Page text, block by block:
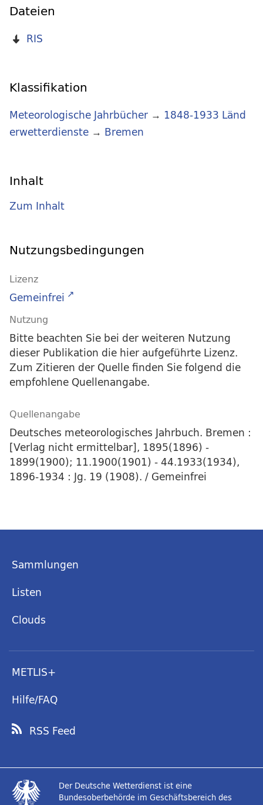
Dateien
RIS
Klassifikation
Meteorologische Jahrbücher → 1848-1933 Länd
erwetterdienste → Bremen
Inhalt
Zum Inhalt
Nutzungsbedingungen
Lizenz
Gemeinfrei
Nutzung
Bitte beachten Sie bei der weiteren Nutzung
dieser Publikation die hier aufgeführte Lizenz.
Zum Zitieren der Quelle finden Sie folgend die
empfohlene Quellenangabe.
Quellenangabe
Deutsches meteorologisches Jahrbuch. Bremen :
[Verlag nicht ermittelbar], 1895(1896) -
1899(1900); 11.1900(1901) - 44.1933(1934),
1896-1934 : Jg. 19 (1908). / Gemeinfrei
Sammlungen
Listen
Clouds
METLIS+
Hilfe/FAQ
RSS Feed
Der Deutsche Wetterdienst ist eine
Bundesoberbehörde im Geschäftsbereich des